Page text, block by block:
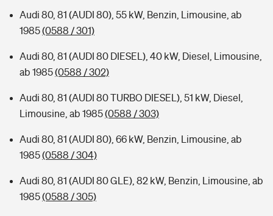
Kinderunfall-Check: Mehr Sicherheit für deine Kids
Typklassen: So ist Ihr Auto eingestuft
Audi 80, 81 (AUDI 80), 55 kW, Benzin, Limousine, ab
1985(0588 / 301)
Audi 80, 81 (AUDI 80 DIESEL), 40 kW, Diesel, Limousine,
ab 1985(0588 / 302)
Audi 80, 81 (AUDI 80 TURBO DIESEL), 51 kW, Diesel,
Limousine, ab 1985(0588 / 303)
Audi 80, 81 (AUDI 80), 66 kW, Benzin, Limousine, ab
1985(0588 / 304)
Audi 80, 81 (AUDI 80 GLE), 82 kW, Benzin, Limousine, ab
1985(0588 / 305)